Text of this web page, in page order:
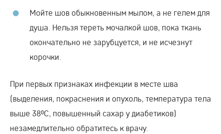
Мойте шов обыкновенным мылом, а не гелем для
душа. Нельзя тереть мочалкой шов, пока ткань
окончательно не зарубцуется, и не исчезнут
корочки.
При первых признаках инфекции в месте шва
(выделения, покраснения и опухоль, температура тела
выше 38⁰C, повышенный сахар у диабетиков)
незамедлительно обратитесь к врачу.